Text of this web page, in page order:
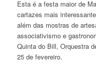
Esta é a festa maior de
cartazes mais
além das mostras de
associativismo e
Quinta do Bill, Orquestra
25 de fevereiro.